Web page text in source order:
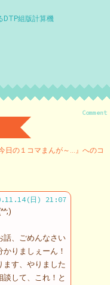
DTP組版計算機
Comment
の１コマまんが～…』へのコ
日) 21:07
話、ごめんなさい
りましぇーん！
ます、やりました
談して、これ！と